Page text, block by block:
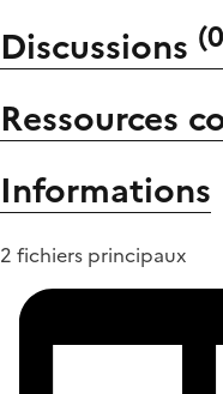
Discussions (0
Ressources
Informations
2 fichiers principaux